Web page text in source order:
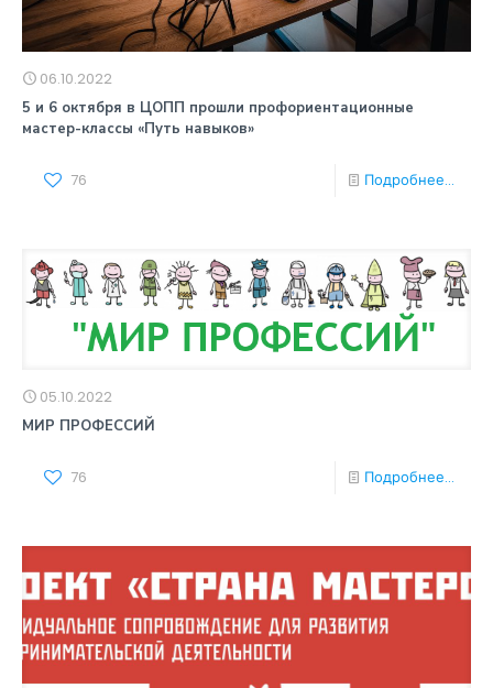
06.10.2022
5 и 6 октября в ЦОПП прошли профориентационные
мастер-классы «Путь навыков»
76 Подробнее...
05.10.2022
МИР ПРОФЕССИЙ
76 Подробнее...